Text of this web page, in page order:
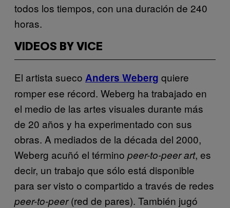
todos los tiempos, con una duración de 240
horas.
VIDEOS BY VICE
El artista sueco Anders Weberg quiere
romper ese récord. Weberg ha trabajado en
el medio de las artes visuales durante más
de 20 años y ha experimentado con sus
obras. A mediados de la década del 2000,
Weberg acuñó el término peer-to-peer art, es
decir, un trabajo que sólo está disponible
para ser visto o compartido a través de redes
peer-to-peer(red de pares). También jugó